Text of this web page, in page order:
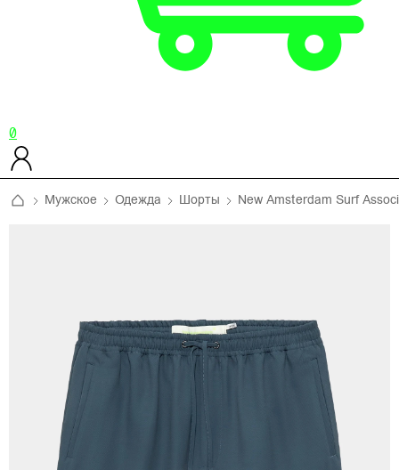
0
Мужское Одежда Шорты New Amsterdam Surf